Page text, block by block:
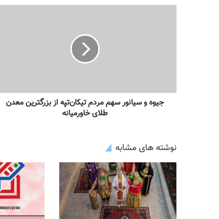
جیوه و سیانور سهم مردم تیکان‌تپه از بزرگترین معدن
طلای خاورمیانه
نوشته های مشابه